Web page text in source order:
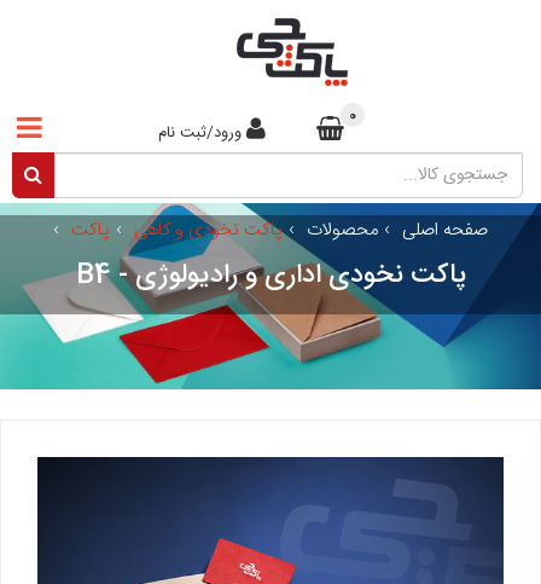
ورود/ثبت نام
0
صفحه اصلی › محصولات › پاکت نخودی و کاهی › پاکت ›
پاکت نخودی اداری و رادیولوژی - B4